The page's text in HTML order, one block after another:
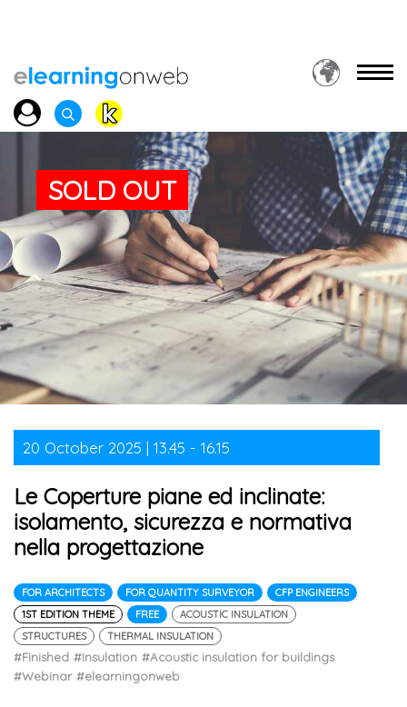
SOLD OUT
20 October 2025 | 13.45 - 16.15
Le Coperture piane ed inclinate:
isolamento, sicurezza e normativa
nella progettazione
FOR ARCHITECTS FOR QUANTITY SURVEYOR
CFP ENGINEERS
1ST EDITION THEME
FREE
ACOUSTIC INSULATION
STRUCTURES
THERMAL INSULATION
#Finished #Insulation #Acoustic insulation for buildings
#Webinar #elearningonweb